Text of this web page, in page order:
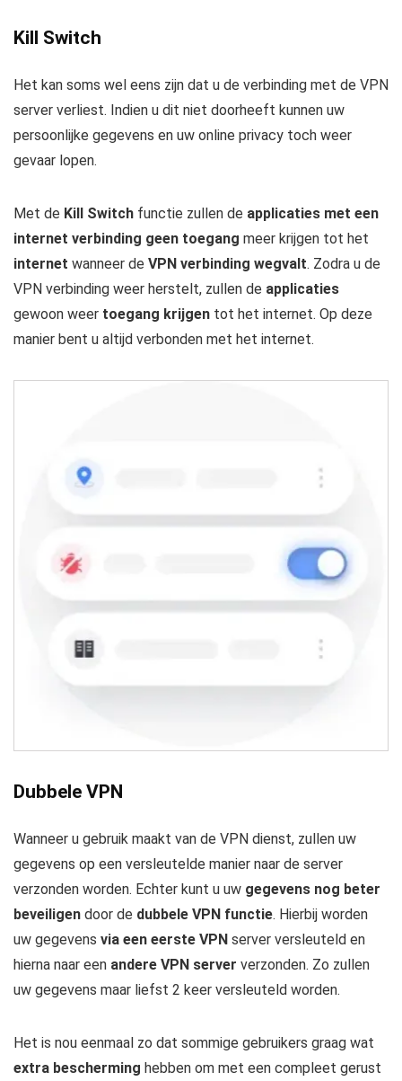
Kill Switch
Het kan soms wel eens zijn dat u de verbinding met de VPN
server verliest. Indien u dit niet doorheeft kunnen uw
persoonlijke gegevens en uw online privacy toch weer
gevaar lopen.
Met de Kill Switch functie zullen de applicaties met een
internet verbinding geen toegang meer krijgen tot het
internet wanneer de VPN verbinding wegvalt. Zodra u de
VPN verbinding weer herstelt, zullen de applicaties
gewoon weer toegang krijgen tot het internet. Op deze
manier bent u altijd verbonden met het internet.
Dubbele VPN
Wanneer u gebruik maakt van de VPN dienst, zullen uw
gegevens op een versleutelde manier naar de server
verzonden worden. Echter kunt u uw gegevens nog beter
beveiligen door de dubbele VPN functie. Hierbij worden
uw gegevens via een eerste VPN server versleuteld en
hierna naar een andere VPN server verzonden. Zo zullen
uw gegevens maar liefst 2 keer versleuteld worden.
Het is nou eenmaal zo dat sommige gebruikers graag wat
extra bescherming hebben om met een compleet gerust